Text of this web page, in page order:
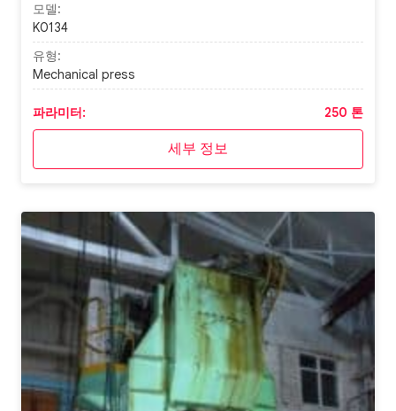
모델:
K0134
유형:
Mechanical press
파라미터: 250 톤
세부 정보